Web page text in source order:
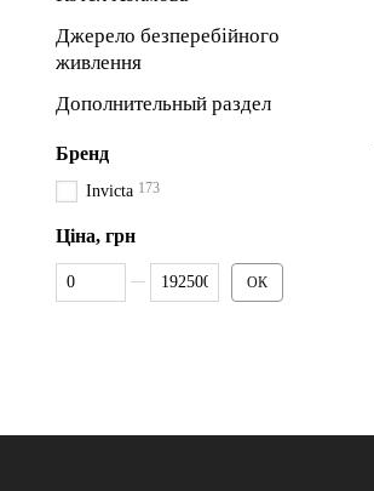
Джерело безперебійного
живлення
Дополнительный раздел
Бренд
Invicta 173
Ціна, грн
Від Ціна, грн
До Ціна, грн
ОК